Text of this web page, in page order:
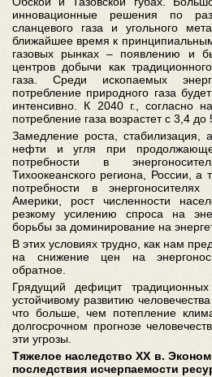
инновационные решения по
сланцевого газа и угольного
ближайшее время к
газовых рынках – появлению и
центров добычи как
газа. Среди ископаемых
потребление природного газа
интенсивно. К 2040 г., согласно
потребление газа возрастет с 3,4 до
Замедление роста, стабилизация,
нефти и угля при
потребности в
Тихоокеанского региона, России,
потребности в
Америки, рост численности
резкому усилению спроса на
борьбы за доминирование на
В этих условиях трудно, как нам
на снижение цен на
обратное.
Грядущий дефицит традиционных
устойчивому развитию
что больше, чем потепление
долгосрочном прогнозе
эти угрозы.
Тяжелое наследство ХХ в.
последствия исчерпаемости